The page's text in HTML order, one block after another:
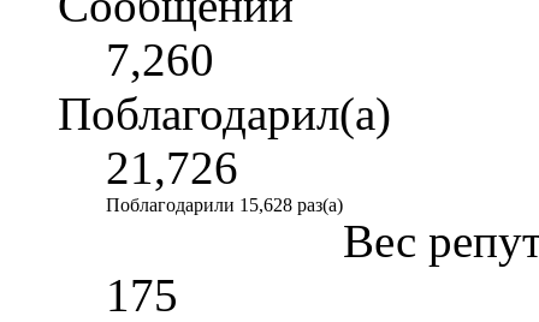
7,260
Поблагодарил(а)
21,726
Поблагодарили 15,628 раз(а)
Вес
175